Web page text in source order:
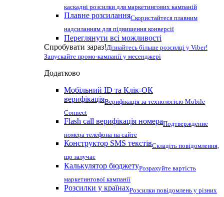
каскадні розсилки для маркетингових кампаній
Плавне розсиланняСкористайтеся плавним
надсиланням для підвищення конверсії
Переглянути всі можливості
Спробувати зараз!Дізнайтесь більше розсилці у Viber!
Запускайте промо-кампанії у месенджері
Додатково
Мобільний ID та Клік-ОК
верифікаціяВерифікація за технологією Mobile
Connect
Flash call верифікація номераПодтверждение
номера телефона на сайте
Конструктор SMS текстівСкладіть повідомлення,
що залучає
Калькулятор бюджетуРозрахуйте вартість
маркетингової кампанії
Розсилки у країнахРозсилки повідомлень у різних